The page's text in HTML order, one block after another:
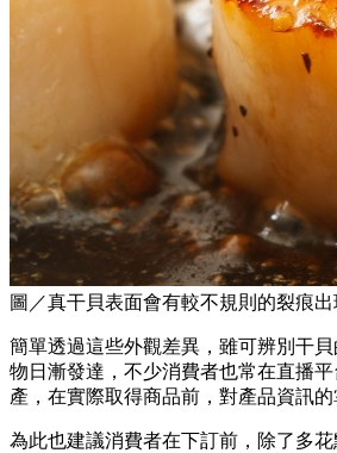
圖／真干貝表面會有較不規則的裂痕
簡單透過這些外觀差異，雖可辨別干
物日漸發達，不少消費者也常在直播
產，在實際取得商品前，對產品資訊的
為此也建議消費者在下訂前，除了多